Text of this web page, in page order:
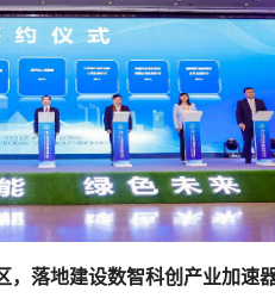
，落地建设数智科创产业加速